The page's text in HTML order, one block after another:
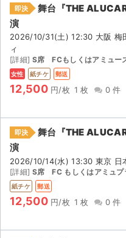
即決
舞台『THE
演
2026/10/31(土) 12:30 大阪 梅
ィ
[詳細] S席 FCもしくはアミュー
女性 紙チケ 郵送
12,500 円/枚 1 枚 0 件
即決
舞台『THE
演
2026/10/14(水) 13:30 東京 日
[詳細] S席 FC もしくはアミュ
紙チケ 郵送
12,500 円/枚 1 枚 0 件